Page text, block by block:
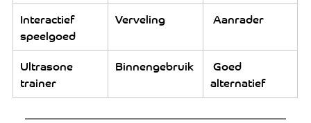
Interactief
speelgoed
Verveling Aanrader
Ultrasone
trainer
Binnengebruik
alternatief